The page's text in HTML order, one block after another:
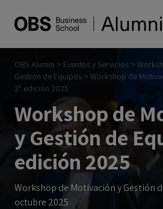
OBS Alumni > Eventos y Servicios >
Gestión de Equipos > Workshop de
2ª edición 2025
Workshop de
y Gestión de
edición 2025
Workshop de Motivación y Gestión
octubre 2025